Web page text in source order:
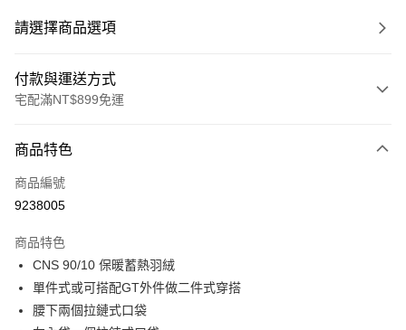
請選擇商品選項
付款與運送方式
宅配滿NT$899免運
信用卡一次付款
LINE Pay
悠遊付
Google Pay
商品特色
商品編號
9238005
商品特色
CNS 90/10 保暖蓄熱羽絨
單件式或可搭配GT外件做二件式穿搭
腰下兩個拉鏈式口袋